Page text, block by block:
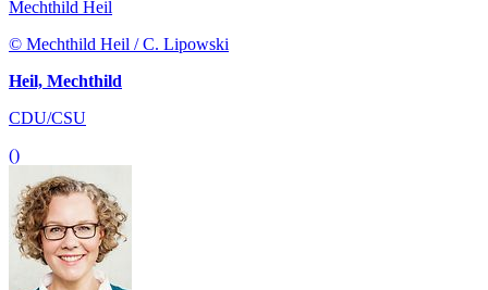
Mechthild Heil
© Mechthild Heil / C. Lipowski
Heil, Mechthild
CDU/CSU
()